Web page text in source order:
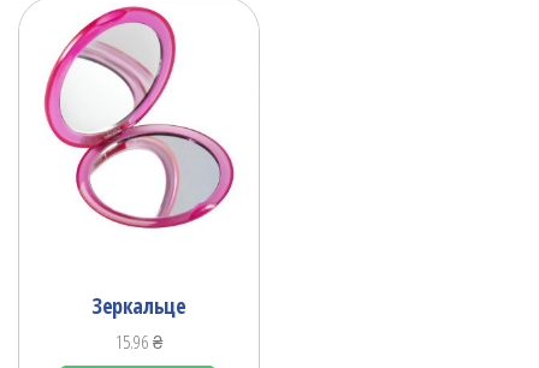
Зеркальце
15.96₴